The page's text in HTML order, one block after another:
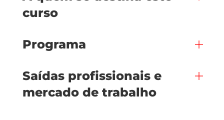
curso
Programa
Saídas profissionais e
mercado de trabalho